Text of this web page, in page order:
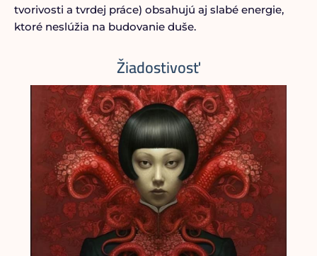
tvorivosti a tvrdej práce) obsahujú aj slabé energie,
ktoré neslúžia na budovanie duše.
Žiadostivosť